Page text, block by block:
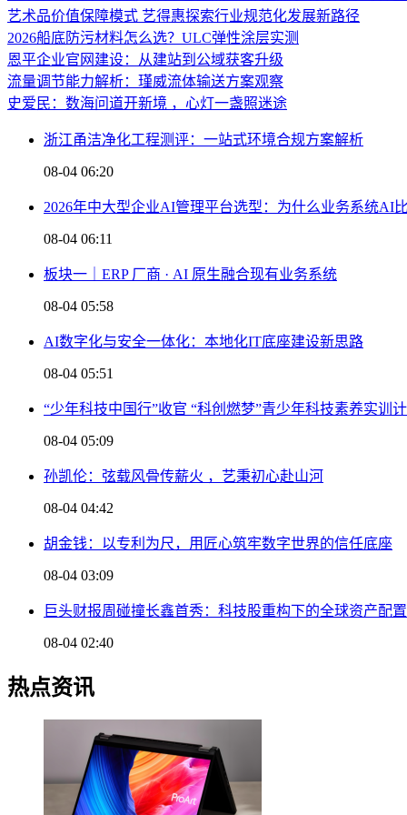
艺术品价值保障模式 艺得惠探索行业规范化发展新路径
2026船底防污材料怎么选？ULC弹性涂层实测
恩平企业官网建设：从建站到公域获客升级
流量调节能力解析：瑾威流体输送方案观察
史爱民：数海问道开新境 ，心灯一盏照迷途
浙江甬洁净化工程测评：一站式环境合规方案解析
08-04 06:20
2026年中大型企业AI管理平台选型：为什么业务系统AI
08-04 06:11
板块一｜ERP 厂商 · AI 原生融合现有业务系统
08-04 05:58
AI数字化与安全一体化：本地化IT底座建设新思路
08-04 05:51
“少年科技中国行”收官 “科创燃梦”青少年科技素养实训
08-04 05:09
孙凯伦：弦载风骨传薪火 ，艺秉初心赴山河
08-04 04:42
胡金钱：以专利为尺，用匠心筑牢数字世界的信任底座
08-04 03:09
巨头财报周碰撞长鑫首秀：科技股重构下的全球资产配
08-04 02:40
热点资讯